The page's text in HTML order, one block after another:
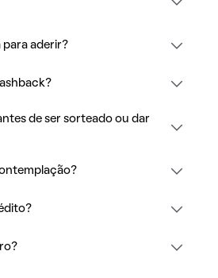
para aderir?
de ser sorteado ou dar